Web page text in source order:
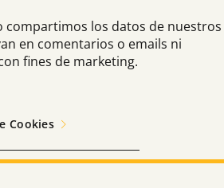
compartimos los datos de nuestros
en comentarios o emails ni
fines de marketing.
Cookies